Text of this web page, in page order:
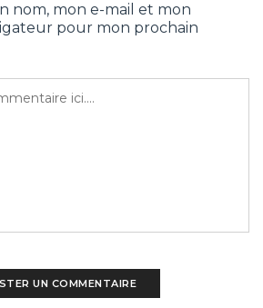
nom, mon e-mail et mon
pour mon prochain